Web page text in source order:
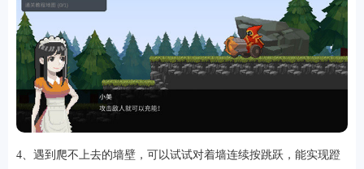
排行
角色扮演小游戏恋爱养成沙盒模组up主自制赛车竞速策略塔防动作射
4、遇到爬不上去的墙壁，可以试试对着墙连续按跳跃，能实现蹬